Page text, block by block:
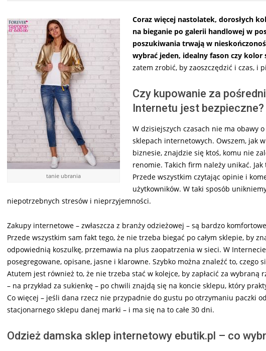
tanie ubrania
Coraz więcej nastolatek, dorosłych
na bieganie po galerii handlowej w
poszukiwania trwają w
wybrać jeden, idealny fason czy
zatem zrobić, by zaoszczędzić i czas, i
Czy kupowanie za
Internetu jest bezpieczne?
W dzisiejszych czasach nie ma obawy
sklepach internetowych. Owszem, jak
biznesie, znajdzie się ktoś, komu nie
renomie. Takich firm należy unikać. Jak
Przede wszystkim czytając opinie i
użytkowników. W taki sposób
niepotrzebnych stresów i nieprzyjemności.
Zakupy internetowe – zwłaszcza z branży odzieżowej – są bardzo
Przede wszystkim sam fakt tego, że nie trzeba biegać po całym sklepie, by
odpowiednią koszulkę, przemawia na plus zaopatrzenia w sieci. W
posegregowane, opisane, jasne i klarowne. Szybko można znaleźć to, czego
Atutem jest również to, że nie trzeba stać w kolejce, by zapłacić za wybraną
– na przykład za sukienkę – po chwili znajdą się na koncie sklepu, który
Co więcej – jeśli dana rzecz nie przypadnie do gustu po otrzymaniu paczki
stacjonarnego sklepu danej marki – i ma się na to całe 30 dni.
Odzież damska sklep internetowy ebutik.pl – co